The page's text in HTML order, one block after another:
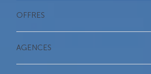
OFFRES
AGENCES